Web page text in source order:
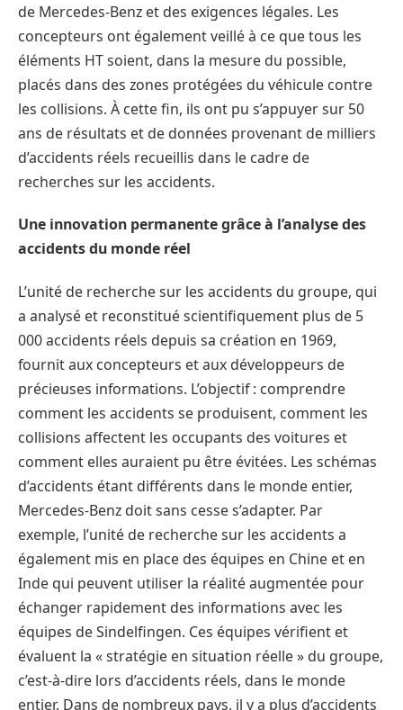
de Mercedes-Benz et des exigences légales. Les
concepteurs ont également veillé à ce que tous les
éléments HT soient, dans la mesure du possible,
placés dans des zones protégées du véhicule contre
les collisions. À cette fin, ils ont pu s’appuyer sur 50
ans de résultats et de données provenant de milliers
d’accidents réels recueillis dans le cadre de
recherches sur les accidents.
Une innovation permanente grâce à l’analyse des
accidents du monde réel
L’unité de recherche sur les accidents du groupe, qui
a analysé et reconstitué scientifiquement plus de 5
000 accidents réels depuis sa création en 1969,
fournit aux concepteurs et aux développeurs de
précieuses informations. L’objectif : comprendre
comment les accidents se produisent, comment les
collisions affectent les occupants des voitures et
comment elles auraient pu être évitées. Les schémas
d’accidents étant différents dans le monde entier,
Mercedes-Benz doit sans cesse s’adapter. Par
exemple, l’unité de recherche sur les accidents a
également mis en place des équipes en Chine et en
Inde qui peuvent utiliser la réalité augmentée pour
échanger rapidement des informations avec les
équipes de Sindelfingen. Ces équipes vérifient et
évaluent la « stratégie en situation réelle » du groupe,
c’est-à-dire lors d’accidents réels, dans le monde
entier. Dans de nombreux pays, il y a plus d’accidents